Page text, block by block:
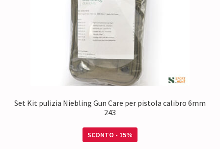
Set Kit pulizia Niebling Gun Care per pistola calibro 6mm
243
SCONTO - 15%